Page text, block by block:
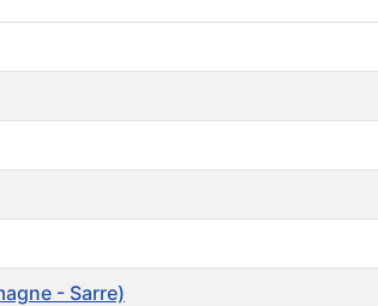
- Sarre)